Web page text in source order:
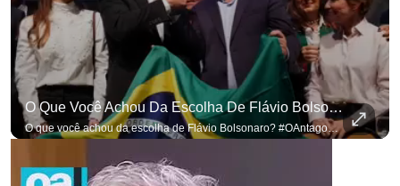
O Que Você Achou Da Escolha De Flávio Bolsonaro? #OAntagonista
O que você achou da escolha de Flávio Bolsonaro? #OAntagonista Se você busca informação com credibilidade, inscreva-se agora e ative o